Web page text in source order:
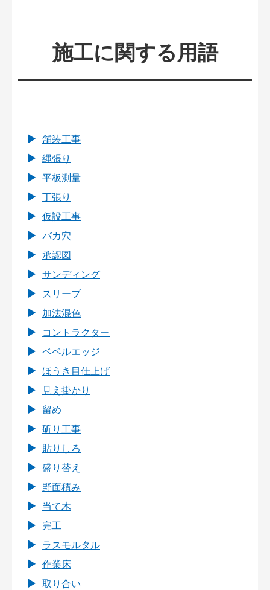
施工に関する用語
舗装工事
縄張り
平板測量
丁張り
仮設工事
バカ穴
承認図
サンディング
スリーブ
加法混色
コントラクター
ベベルエッジ
ほうき目仕上げ
見え掛かり
留め
斫り工事
貼りしろ
盛り替え
野面積み
当て木
完工
ラスモルタル
作業床
取り合い